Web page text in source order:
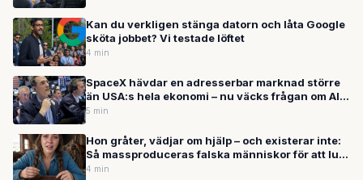
Kan du verkligen stänga datorn och låta Google
sköta jobbet? Vi testade löftet
4 min
SpaceX hävdar en adresserbar marknad större
än USA:s hela ekonomi – nu väcks frågan om AI-
bubblan är här
5 min
Hon gråter, vädjar om hjälp – och existerar inte:
Så massproduceras falska människor för att lura
dig på nätet
4 min